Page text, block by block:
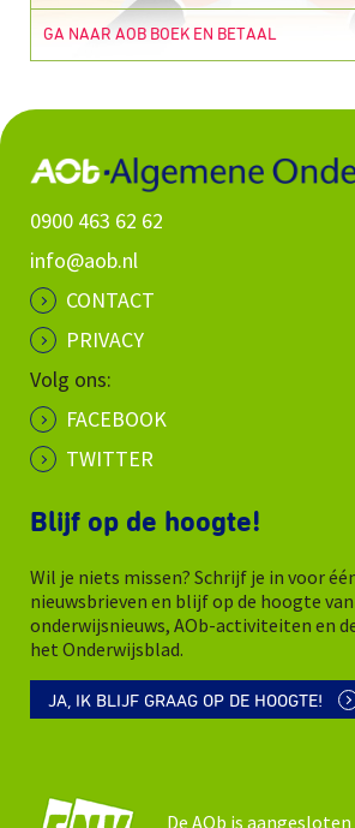
GA NAAR AOB BOEK EN BETAAL
0900 463 62 62
info@aob.nl
CONTACT
PRIVACY
Volg ons:
FACEBOOK
TWITTER
Blijf op de hoogte!
Wil je niets missen? Schrijf je in voor
nieuwsbrieven en blijf op de hoogte
onderwijsnieuws, AOb-activiteiten en
het Onderwijsblad.
JA, IK BLIJF GRAAG OP DE HOOGTE!
De AOb is